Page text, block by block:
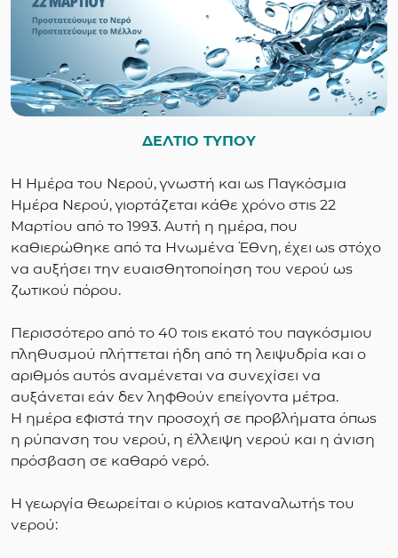
ΔΕΛΤΙΟ ΤΥΠΟΥ
Η Ημέρα του Νερού, γνωστή και ως Παγκόσμια
Ημέρα Νερού, γιορτάζεται κάθε χρόνο στις 22
Μαρτίου από το 1993. Αυτή η ημέρα, που
καθιερώθηκε από τα Ηνωμένα Έθνη, έχει ως στόχο
να αυξήσει την ευαισθητοποίηση του νερού ως
ζωτικού πόρου.
Περισσότερο από το 40 τοις εκατό του παγκόσμιου
πληθυσμού πλήττεται ήδη από τη λειψυδρία και ο
αριθμός αυτός αναμένεται να συνεχίσει να
αυξάνεται εάν δεν ληφθούν επείγοντα μέτρα.
Η ημέρα εφιστά την προσοχή σε προβλήματα όπως
η ρύπανση του νερού, η έλλειψη νερού και η άνιση
πρόσβαση σε καθαρό νερό.
Η γεωργία θεωρείται ο κύριος καταναλωτής του
νερού: